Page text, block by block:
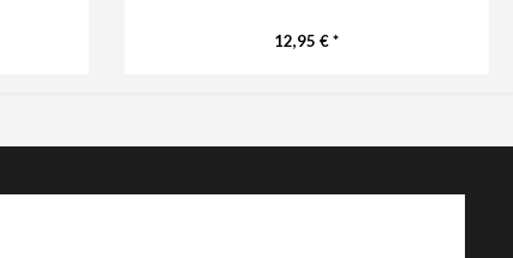
12,95 € *